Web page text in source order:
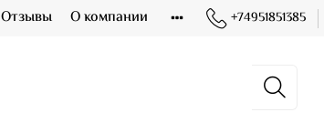
Отзывы О компании +74951851385